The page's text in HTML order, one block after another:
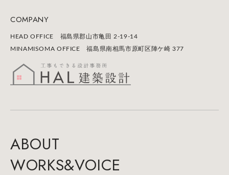
COMPANY
HEAD OFFICE 福島県郡山市⻲田 2-19-14
MINAMISOMA OFFICE 福島県南相馬市原町区陣ケ崎 377
ABOUT
WORKS&VOICE